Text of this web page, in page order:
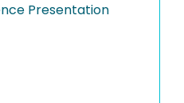
Presentation